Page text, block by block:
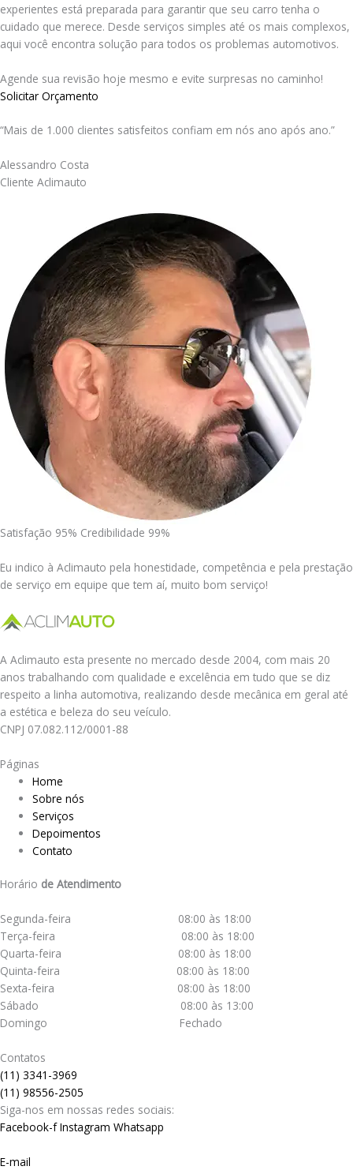
experientes está preparada para garantir que seu carro tenha o
cuidado que merece. Desde serviços simples até os mais complexos,
aqui você encontra solução para todos os problemas automotivos.
Agende sua revisão hoje mesmo e evite surpresas no caminho!
Solicitar Orçamento
“Mais de 1.000 clientes satisfeitos confiam em nós ano após ano.”
Alessandro Costa
Cliente Aclimauto
Satisfação 95% Credibilidade 99%
Eu indico à Aclimauto pela honestidade, competência e pela prestação
de serviço em equipe que tem aí, muito bom serviço!
A Aclimauto esta presente no mercado desde 2004, com mais 20
anos trabalhando com qualidade e excelência em tudo que se diz
respeito a linha automotiva, realizando desde mecânica em geral até
a estética e beleza do seu veículo.
CNPJ 07.082.112/0001-88
Páginas
Home
Sobre nós
Serviços
Depoimentos
Contato
Horário de Atendimento
Segunda-feira 08:00 às 18:00
Terça-feira 08:00 às 18:00
Quarta-feira 08:00 às 18:00
Quinta-feira 08:00 às 18:00
Sexta-feira 08:00 às 18:00
Sábado 08:00 às 13:00
Domingo Fechado
Contatos
(11) 3341-3969
(11) 98556-2505
Siga-nos em nossas redes sociais:
Facebook-fInstagram Whatsapp
E-mail